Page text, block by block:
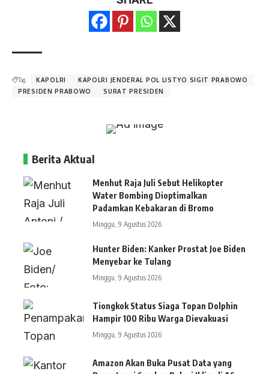
Tag : KAPOLRI
KAPOLRI JENDERAL POL LISTYO SIGIT PRABOWO
PRESIDEN PRABOWO
SURAT PRESIDEN
Berita Aktual
Menhut Raja Juli Sebut Helikopter
Water Bombing Dioptimalkan
Padamkan Kebakaran di Bromo
Minggu, 9 Agustus 2026
Hunter Biden: Kanker Prostat Joe Biden
Menyebar ke Tulang
Minggu, 9 Agustus 2026
Tiongkok Status Siaga Topan Dolphin
Hampir 100 Ribu Warga Dievakuasi
Minggu, 9 Agustus 2026
Amazon Akan Buka Pusat Data yang